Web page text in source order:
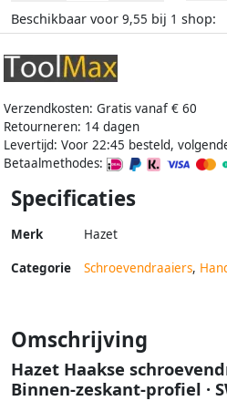
Beschikbaar voor 9,55 bij 1 shop:
Verzendkosten: Gratis vanaf € 60
Retourneren: 14 dagen
Levertijd: Voor 22:45 besteld,
Betaalmethodes:
Specificaties
Merk Hazet
Categorie Schroevendraaiers,
Omschrijving
Hazet Haakse
Binnen-zeskant-profiel ·